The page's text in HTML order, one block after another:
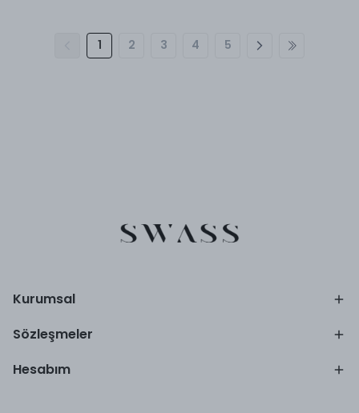
1 2 3 4 5
Kurumsal
Sözleşmeler
Hesabım